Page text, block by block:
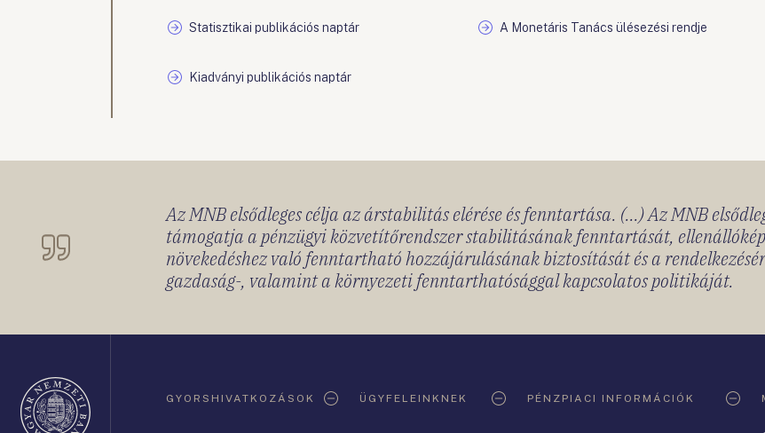
Statisztikai publikációs naptár A Monetáris Tanács ülésezési rendje
Kiadványi publikációs naptár
Az MNB elsődleges célja az árstabilitás elérése és fenntartása. (...) Az MNB
támogatja a pénzügyi közvetítőrendszer stabilitásának fenntartását,
növekedéshez való fenntartható hozzájárulásának biztosítását és a
gazdaság-, valamint a környezeti fenntarthatósággal kapcsolatos politikáját.
GYORSHIVATKOZÁSOK ÜGYFELEINKNEK PÉNZPIACI INFORMÁCIÓK